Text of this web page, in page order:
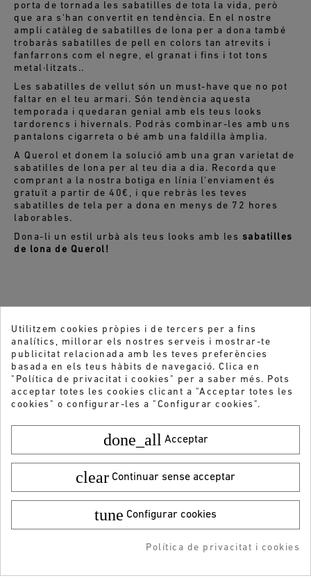
porta de tornada les sabatilles de tota la vida, però
que ara s'han convertit en tendència. En el nostre
ampli catàleg de sabatilles de lona per a dona també
trobaràs sabatilles de pell en colors tan atrevits i
fanfarrons com el negre, el granat i fins i tot tons
metal·litzats..
Les sabatilles de vellut són un must-have que no pot
faltar en el teu armari. Són tendència aquesta
temporada i quedaran genial amb els teus looks
tardorencs i hivernals. Podràs combinar-les amb uns
pantalons cigarreta o bé amb una faldilla àmplia.
A Querol et donem la solució amb una gran varietat de
sabatilles de lona per al teu dia a dia. Recorda que
comprant a la nostra botiga en línia l'enviament és
gratuït a partir de 40€, i que rebràs les teves
sabatilles de tela per a dona en menys de 72 hores
laborables.
Dona-li un estil urbà als teus looks amb les sabatilles
de lona de Querol!
Vols rebre les nostres ofertes i novetats?
ENVIAR
-5% DTO + Envío Gratis
Utilitzem cookies pròpies i de tercers per a fins
analítics, millorar els nostres serveis i mostrar-te
publicitat relacionada amb les teves preferències
basada en els teus hàbits de navegació. Clica en
"Política de privacitat i cookies" per a saber més. Pots
acceptar totes les cookies clicant a "Acceptar totes les
cookies" o configurar-les a "Configurar cookies".
done_all Acceptar
clear Continuar sense acceptar
tune Configurar cookies
Política de privacitat i cookies